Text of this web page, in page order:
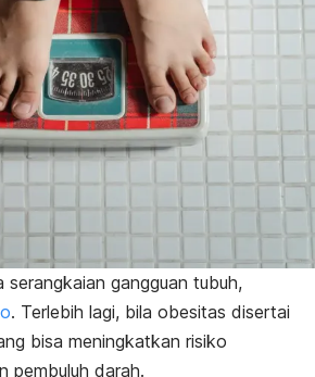
serangkaian gangguan tubuh,
. Terlebih lagi, bila obesitas disertai
bisa meningkatkan risiko
pembuluh darah.